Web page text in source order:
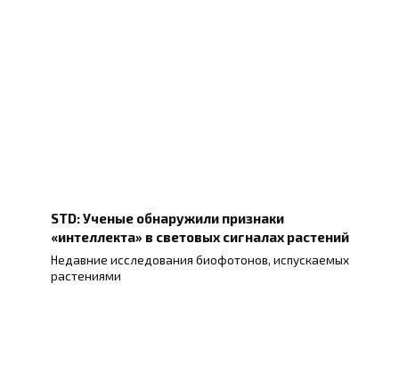
STD: Ученые обнаружили признаки
«интеллекта» в световых сигналах растений
Недавние исследования биофотонов, испускаемых
растениями